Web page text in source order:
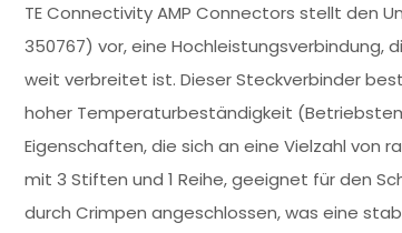
TE Connectivity AMP Connectors stellt den
350767) vor, eine Hochleistungsverbindung,
weit verbreitet ist. Dieser Steckverbinder
hoher Temperaturbeständigkeit
Eigenschaften, die sich an eine Vielzahl von
mit 3 Stiften und 1 Reihe, geeignet für den
durch Crimpen angeschlossen, was eine